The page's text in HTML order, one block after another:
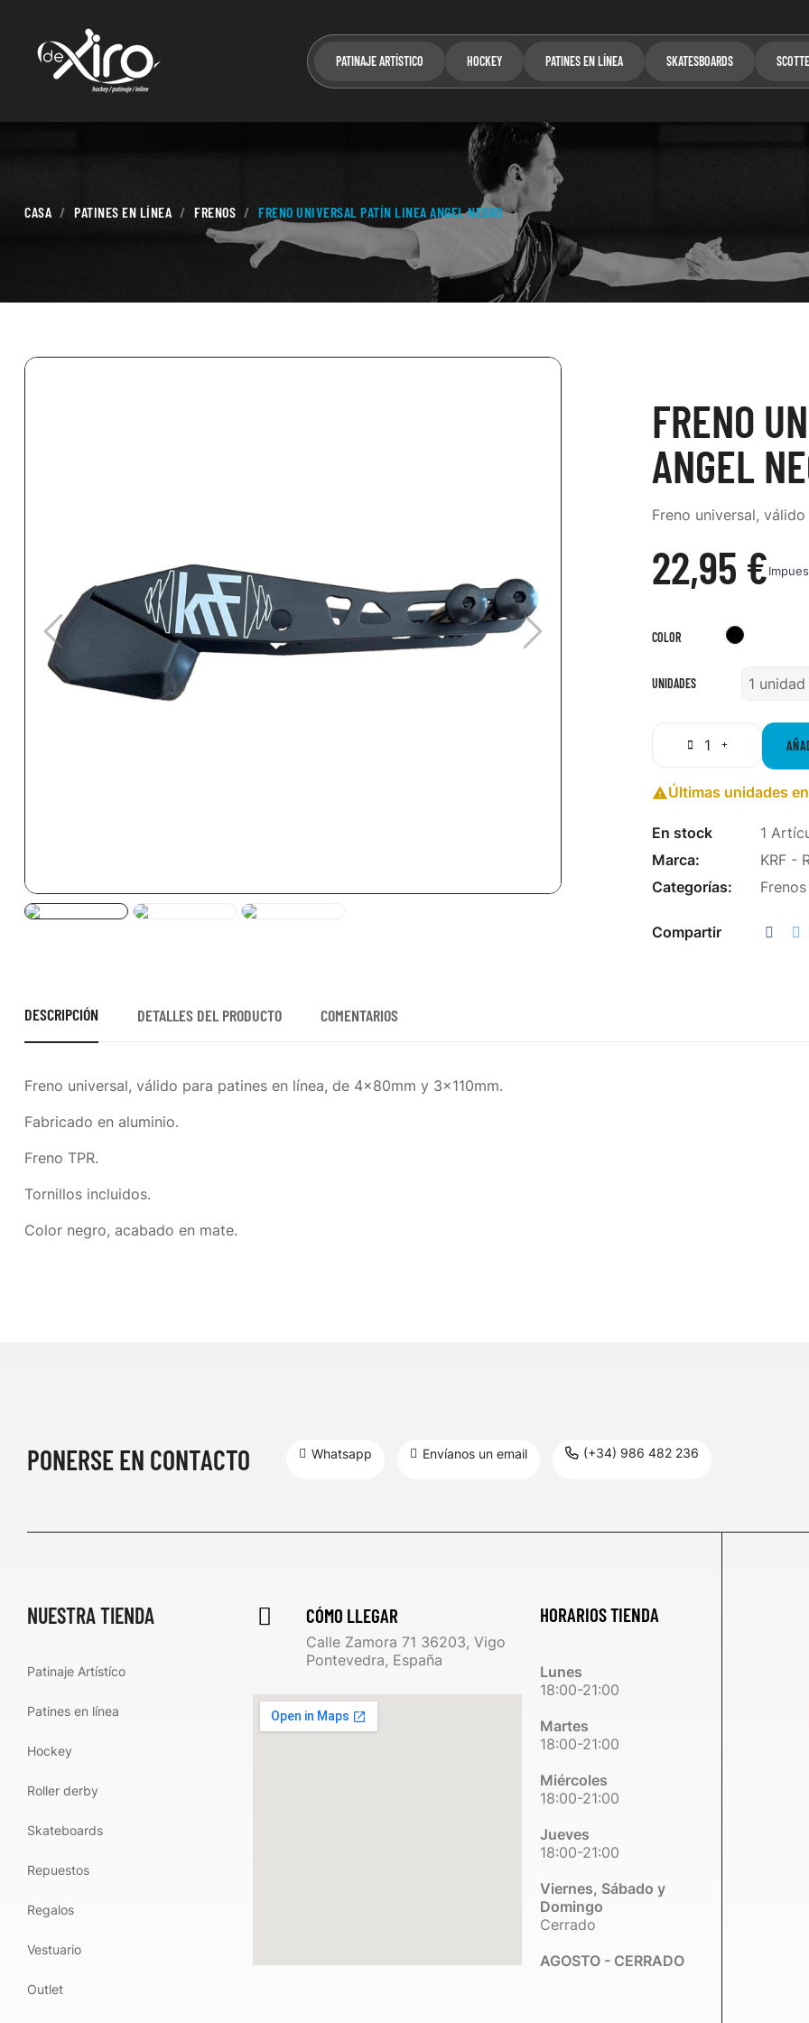
PATINAJE ARTÍSTICO HOCKEY PATINES EN LÍNEA SKATESBOARDS
CASA PATINES EN LÍNEA FRENOS FRENO UNIVERSAL PATÍN LINEA ANGEL NEGRO
FRENO
ANGEL
Freno universal,
22,95 €
COLOR Negro
UNIDADES
Últimas unidades
En stock
1
Marca:
KRF -
Categorías:
Frenos
Compartir
DESCRIPCIÓN DETALLES DEL PRODUCTO COMENTARIOS
Freno universal, válido para patines en línea, de 4x80mm y 3x110mm.
Fabricado en aluminio.
Freno TPR.
Tornillos incluidos.
Color negro, acabado en mate.
PONERSE EN CONTACTO Whatsapp Envíanos un email (+34) 986 482 236
NUESTRA TIENDA
Patinaje Artístíco
Patines en línea
Hockey
Roller derby
Skateboards
Repuestos
Regalos
Vestuario
Outlet
CÓMO LLEGAR
Calle Zamora 71 36203, Vigo
Pontevedra, España
HORARIOS TIENDA
Lunes
18:00-21:00
Martes
18:00-21:00
Miércoles
18:00-21:00
Jueves
18:00-21:00
Viernes, Sábado y
Domingo
Cerrado
AGOSTO - CERRADO